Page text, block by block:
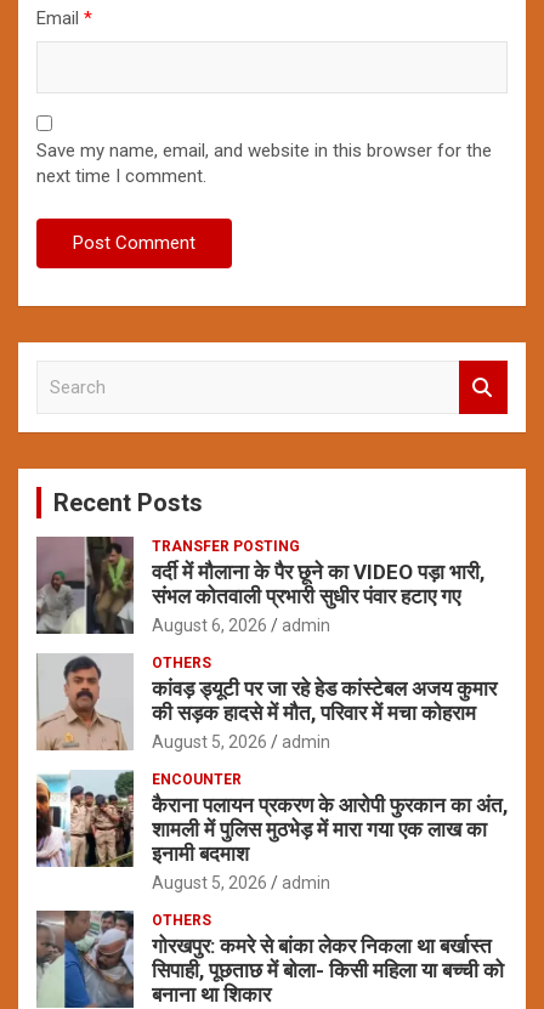
Email *
Save my name, email, and website in this browser for the
next time I comment.
c
Recent Posts
TRANSFER POSTING
वर्दी में मौलाना के पैर छूने का VIDEO पड़ा भारी,
संभल कोतवाली प्रभारी सुधीर पंवार हटाए गए
August 6, 2026 admin
OTHERS
कांवड़ ड्यूटी पर जा रहे हेड कांस्टेबल अजय कुमार
की सड़क हादसे में मौत, परिवार में मचा कोहराम
August 5, 2026 admin
ENCOUNTER
कैराना पलायन प्रकरण के आरोपी फुरकान का अंत,
शामली में पुलिस मुठभेड़ में मारा गया एक लाख का
इनामी बदमाश
August 5, 2026 admin
OTHERS
गोरखपुर: कमरे से बांका लेकर निकला था बर्खास्त
सिपाही, पूछताछ में बोला- किसी महिला या बच्ची को
बनाना था शिकार